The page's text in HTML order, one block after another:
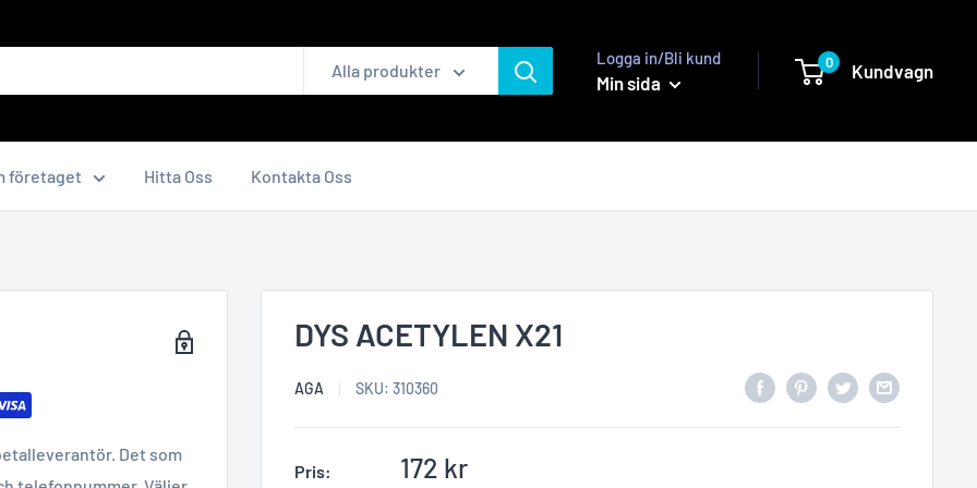
Alla produkter
Logga in/Bli kund
Min sida
0 Kundvagn
företaget Hitta Oss Kontakta Oss
DYS ACETYLEN X21
AGA SKU: 310360
Pris: Reapris
172 kr
Det som